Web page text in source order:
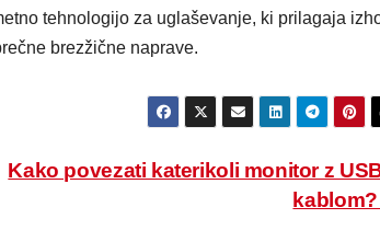
tehnologijo za uglaševanje, ki prilagaja
brezžične naprave.
Kako povezati katerikoli monitor z
kablom?